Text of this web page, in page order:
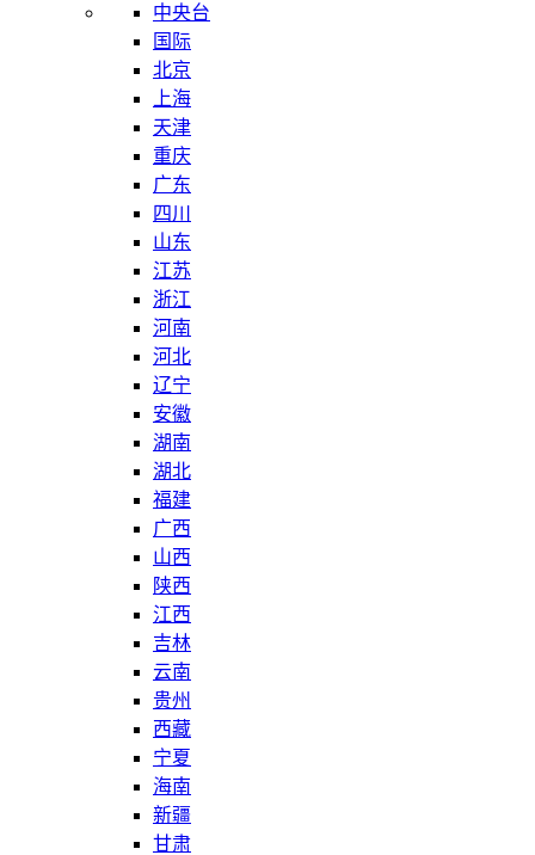
中央台
国际
北京
上海
天津
重庆
广东
四川
山东
江苏
浙江
河南
河北
辽宁
安徽
湖南
湖北
福建
广西
山西
陕西
江西
吉林
云南
贵州
西藏
宁夏
海南
新疆
甘肃